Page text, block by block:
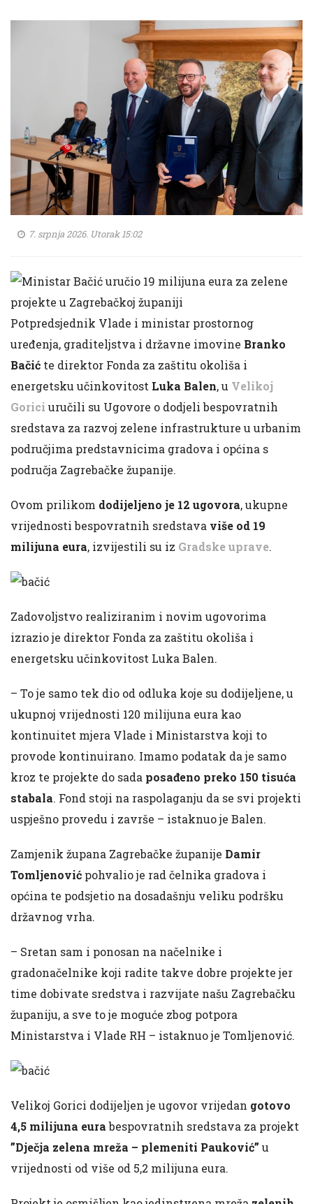
7. srpnja 2026. Utorak 15:02
Potpredsjednik Vlade i ministar prostornog
uređenja, graditeljstva i državne imovine Branko
Bačić te direktor Fonda za zaštitu okoliša i
energetsku učinkovitost Luka Balen, u Velikoj
Gorici uručili su Ugovore o dodjeli bespovratnih
sredstava za razvoj zelene infrastrukture u urbanim
područjima predstavnicima gradova i općina s
područja Zagrebačke županije.
Ovom prilikom dodijeljeno je 12 ugovora, ukupne
vrijednosti bespovratnih sredstava više od 19
milijuna eura, izvijestili su iz Gradske uprave.
Zadovoljstvo realiziranim i novim ugovorima
izrazio je direktor Fonda za zaštitu okoliša i
energetsku učinkovitost Luka Balen.
– To je samo tek dio od odluka koje su dodijeljene, u
ukupnoj vrijednosti 120 milijuna eura kao
kontinuitet mjera Vlade i Ministarstva koji to
provode kontinuirano. Imamo podatak da je samo
kroz te projekte do sada posađeno preko 150 tisuća
stabala. Fond stoji na raspolaganju da se svi projekti
uspješno provedu i završe – istaknuo je Balen.
Zamjenik župana Zagrebačke županije Damir
Tomljenović pohvalio je rad čelnika gradova i
općina te podsjetio na dosadašnju veliku podršku
državnog vrha.
– Sretan sam i ponosan na načelnike i
gradonačelnike koji radite takve dobre projekte jer
time dobivate sredstva i razvijate našu Zagrebačku
županiju, a sve to je moguće zbog potpora
Ministarstva i Vlade RH – istaknuo je Tomljenović.
Velikoj Gorici dodijeljen je ugovor vrijedan gotovo
4,5 milijuna eurabespovratnih sredstava za projekt
”Dječja zelena mreža – plemeniti Pauković” u
vrijednosti od više od 5,2 milijuna eura.